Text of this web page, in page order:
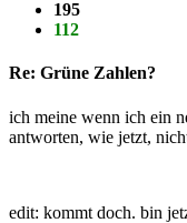
195
112
Re: Grüne Zahlen?
ich meine wenn ich ein
antworten, wie jetzt,
edit: kommt doch. bin